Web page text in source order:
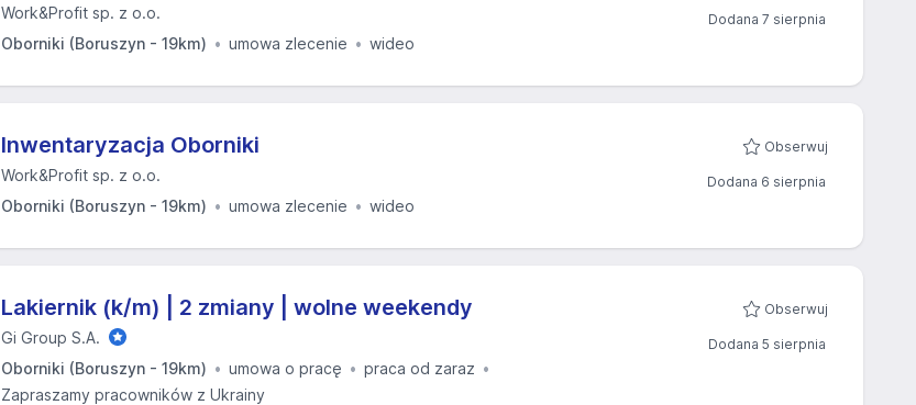
Work&Profit sp. z o.o.
Oborniki (Boruszyn - 19km)
umowa zlecenie wideo
Dodana 7 sierpnia
Inwentaryzacja Oborniki
Work&Profit sp. z o.o.
Oborniki (Boruszyn - 19km)
umowa zlecenie wideo
Obserwuj
Dodana 6 sierpnia
Lakiernik (k/m) | 2 zmiany | wolne weekendy
Gi Group S.A.
Oborniki (Boruszyn - 19km)
umowa o pracę
praca od zaraz
Zapraszamy pracowników z Ukrainy
Obserwuj
Dodana 5 sierpnia